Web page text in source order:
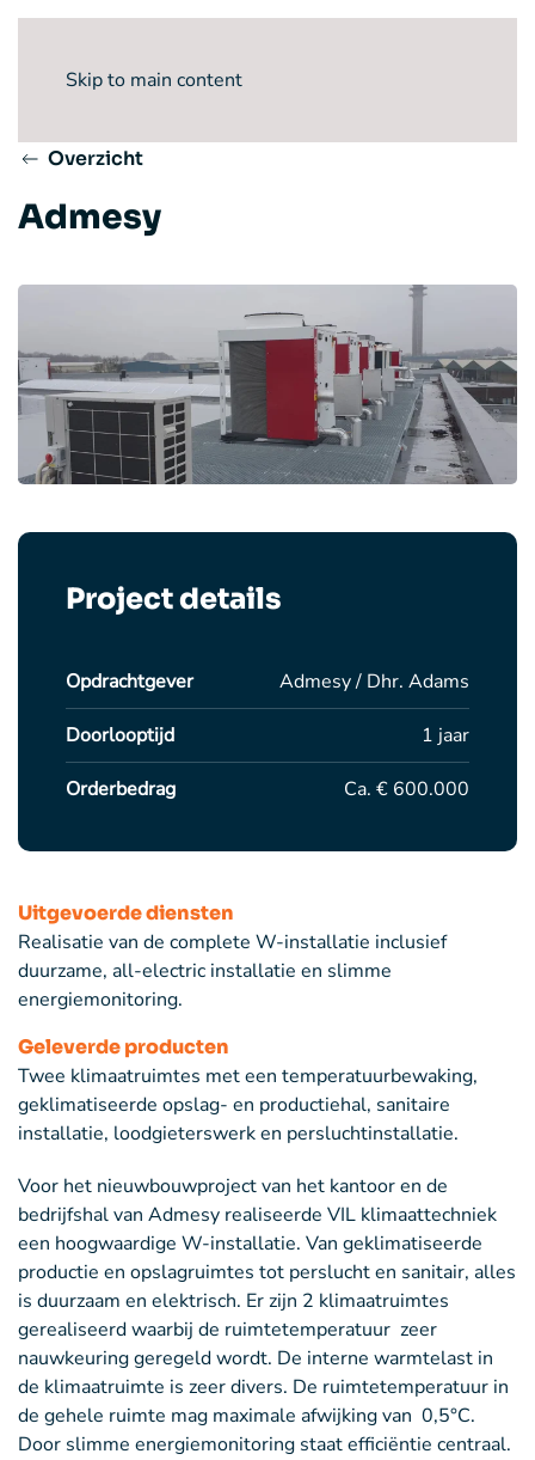
Skip to main content
Overzicht
Admesy
Project details
Opdrachtgever Admesy / Dhr. Adams
Doorlooptijd 1 jaar
Orderbedrag Ca. € 600.000
Uitgevoerde diensten
Realisatie van de complete W-installatie inclusief
duurzame, all-electric installatie en slimme
energiemonitoring.
Geleverde producten
Twee klimaatruimtes met een temperatuurbewaking,
geklimatiseerde opslag- en productiehal, sanitaire
installatie, loodgieterswerk en persluchtinstallatie.
Voor het nieuwbouwproject van het kantoor en de
bedrijfshal van Admesy realiseerde VIL klimaattechniek
een hoogwaardige W-installatie. Van geklimatiseerde
productie en opslagruimtes tot perslucht en sanitair, alles
is duurzaam en elektrisch. Er zijn 2 klimaatruimtes
gerealiseerd waarbij de ruimtetemperatuur zeer
nauwkeuring geregeld wordt. De interne warmtelast in
de klimaatruimte is zeer divers. De ruimtetemperatuur in
de gehele ruimte mag maximale afwijking van 0,5°C.
Door slimme energiemonitoring staat efficiëntie centraal.